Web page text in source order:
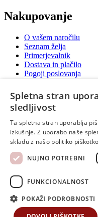
Nakupovanje
O vašem naročilu
Seznam želja
Primerjevalnik
Dostava in plačilo
Pogoji poslovanja
Kontaktirajte nas
Za naročila po
od 10:00 do 18:00 ure
Dunajska cesta 101
070 51 51 50
© 2009 - 2026 TISTO. |
• vse pravice pridržane. Pri
prizadevamo objavljati
naši strani odkrijete
Spletna stran
sledljivost
Ta spletna stran uporablja
izkušnje. Z uporabo naše
skladu z našo politiko
NUJNO POTREBNI
FUNKCIONALNOST
POKAŽI PODROBNOSTI